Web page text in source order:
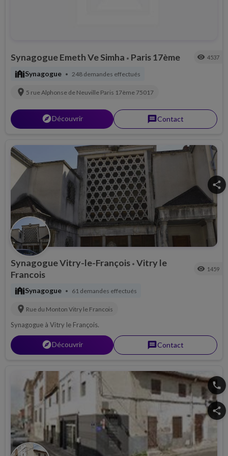
Synagogue Emeth Ve Simha • Paris 17ème visibility 4537
synagogueSynagogue • 248 demandes effectués
location_on 5 rue Alphonse de Neuville Paris 17ème 75017
explorerDécouvrir messageContact
share
Synagogue Vitry-le-François • Vitry le
Francois
visibility 1459
synagogueSynagogue • 61 demandes effectués
location_on Rue du Monton Vitry le Francois
Synagogue à Vitry le François.
explorerDécouvrir messageContact
phone
share